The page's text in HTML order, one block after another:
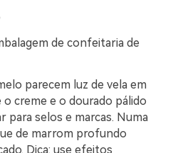
de confeitaria de
parecem luz de vela em
creme e o dourado pálido
para selos e marcas. Numa
de marrom profundo
Dica: use efeitos